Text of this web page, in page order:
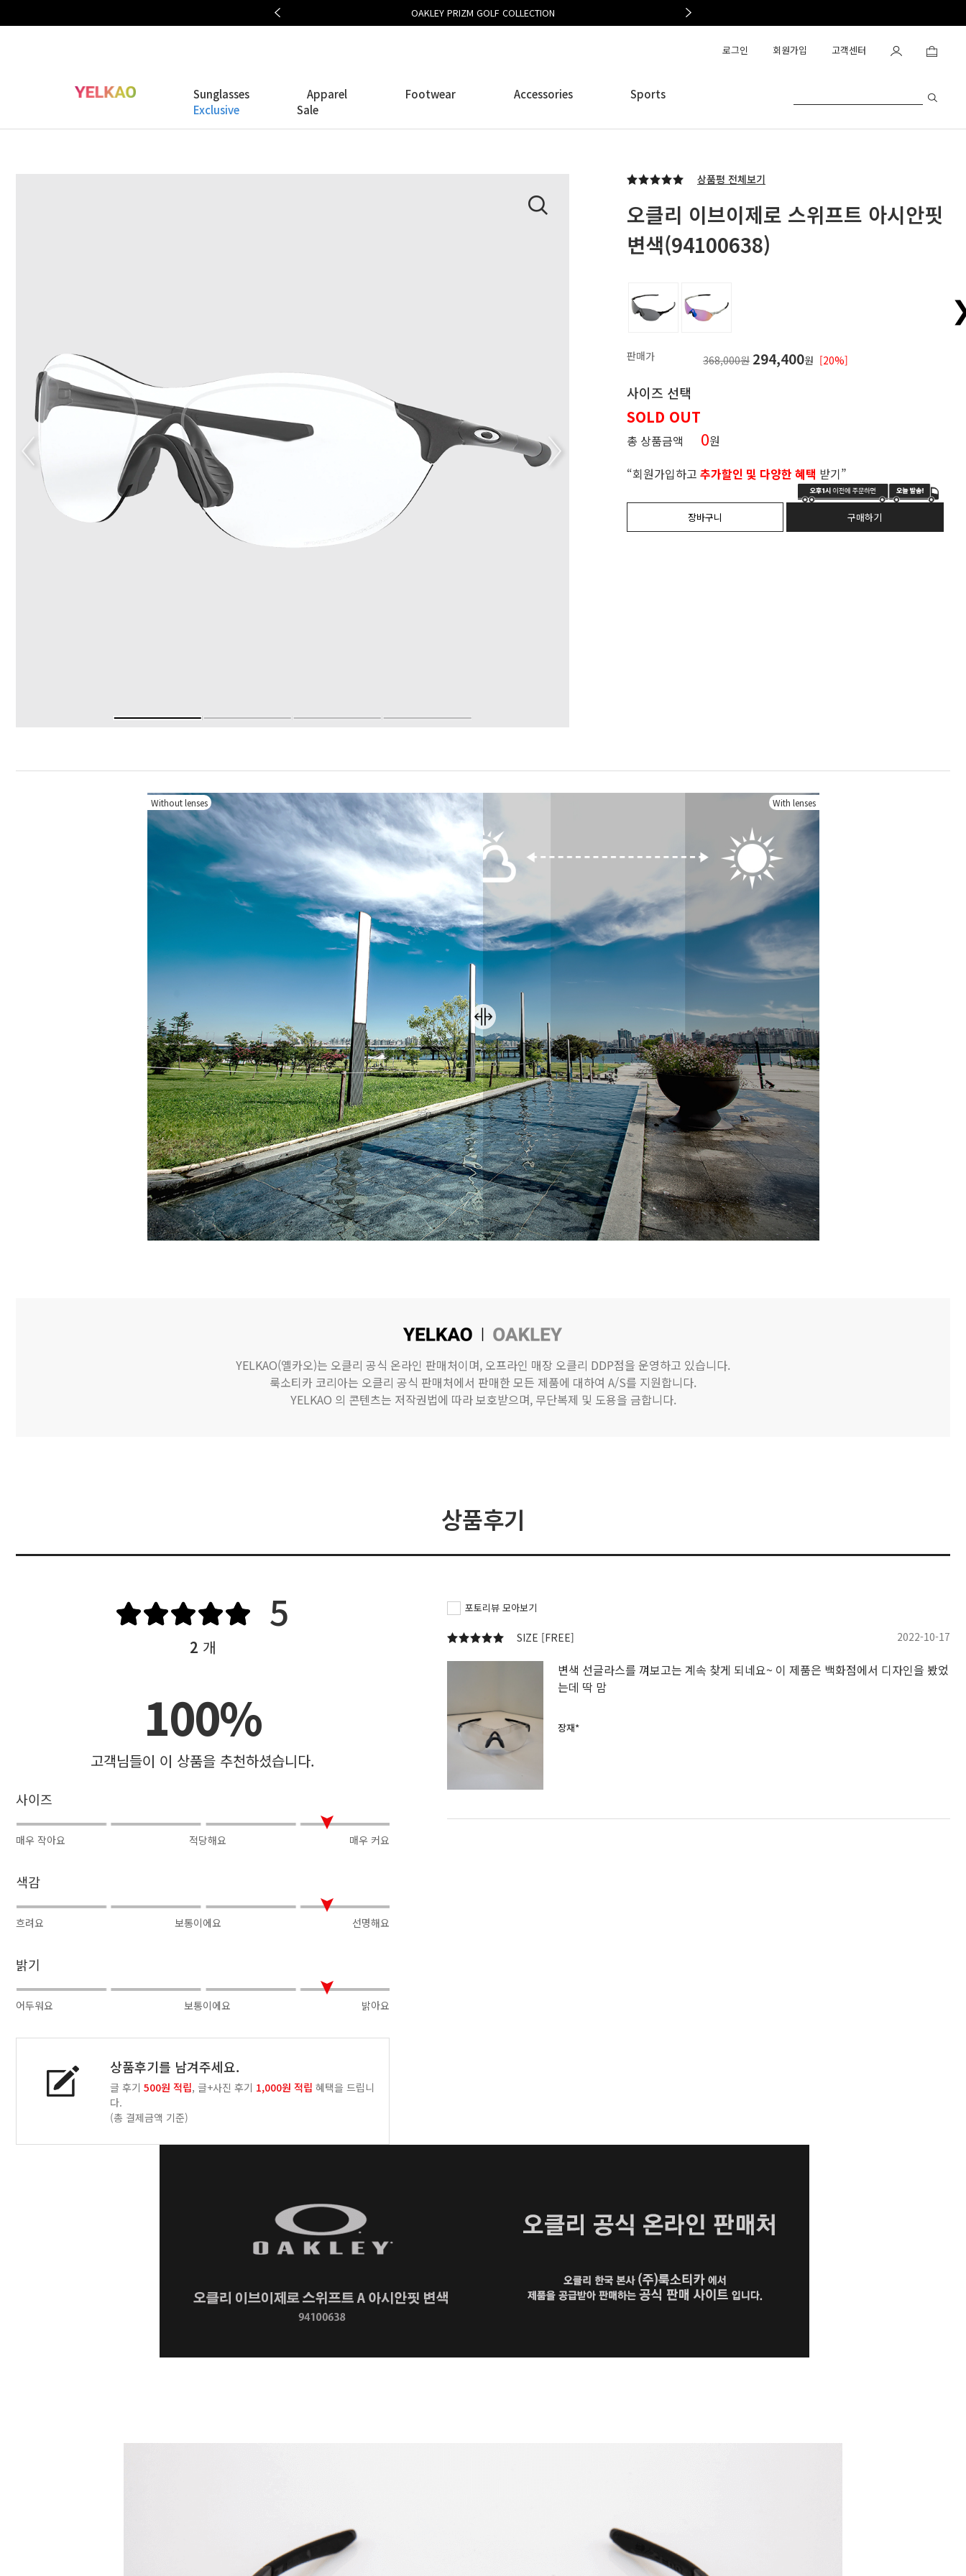
OAKLEY PRIZM GOLF COLLECTION
로그인 회원가입 고객센터
Sunglasses Apparel Footwear Accessories
Sports
Exclusive
Sale
상품평 전체보기
오클리 이브이제로 스위프트 아시안핏
변색(94100638)
판매가 368,000원 294,400원 [20%]
사이즈 선택
SOLD OUT
총 상품금액 0원
“회원가입하고 추가할인 및 다양한 혜택 받기”
Without lenses With lenses
YELKAO(옐카오)는 오클리 공식 온라인 판매처이며, 오프라인 매장 오클리 DDP점을 운영하고 있습니다.
룩소티카 코리아는 오클리 공식 판매처에서 판매한 모든 제품에 대하여 A/S를 지원합니다.
YELKAO 의 콘텐츠는 저작권법에 따라 보호받으며, 무단복제 및 도용을 금합니다.
상품후기
5
2 개
100%
고객님들이 이 상품을 추천하셨습니다.
사이즈
매우 작아요 적당해요 매우 커요
색감
흐려요 보통이에요 선명해요
밝기
어두워요 보통이에요 밝아요
상품후기를 남겨주세요.
글 후기 500원 적립, 글+사진 후기 1,000원 적립 혜택을 드립니
다.
(총 결제금액 기준)
포토리뷰 모아보기
SIZE [FREE] 2022-10-17
변색 선글라스를 껴보고는 계속 찾게 되네요~ 이 제품은 백화점에서 디자인을 봤었
는데 딱 맘
장재*